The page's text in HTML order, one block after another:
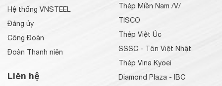
Hệ thống VNSTEEL
Đảng ủy
Công Đoàn
Đoàn Thanh niên
Liên hệ
Thép Miền Nam /V/
TISCO
Thép Việt Úc
SSSC - Tôn Việt Nhật
Thép Vina Kyoei
Diamond Plaza - IBC